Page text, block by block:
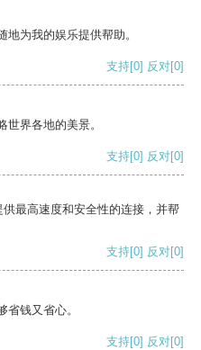
为我的娱乐提供帮助。
支持[0] 反对[0]
界各地的美景。
支持[0] 反对[0]
最高速度和安全性的连接，并帮
支持[0] 反对[0]
钱又省心。
支持[0] 反对[0]